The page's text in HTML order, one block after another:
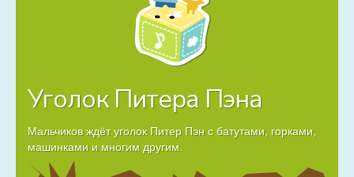
Уголок Питера Пэна
Мальчиков ждёт уголок Питер Пэн с батутами, горками,
машинками и многим другим.